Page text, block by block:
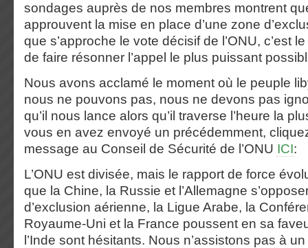
sondages auprès de nos membres montrent
approuvent la mise en place d’une zone
que s’approche le vote décisif de l’ONU, c’est
de faire résonner l’appel le plus puissant
Nous avons acclamé le moment où le peuple
nous ne pouvons pas, nous ne devons pas
qu’il nous lance alors qu’il traverse l’heure la
vous en avez envoyé un précédemment,
message au Conseil de Sécurité de l’ONU ICI:
L’ONU est divisée, mais le rapport de force
que la Chine, la Russie et l’Allemagne
d’exclusion aérienne, la Ligue Arabe, la
Royaume-Uni et la France poussent en sa
l’Inde sont hésitants. Nous n’assistons pas à